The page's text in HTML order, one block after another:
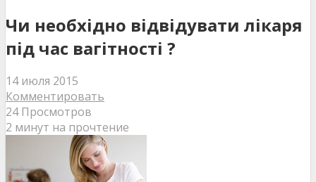
Чи необхідно відвідувати лікаря
під час вагітності ?
14 июля 2015
Комментировать
24 Просмотров
2 минут на прочтение